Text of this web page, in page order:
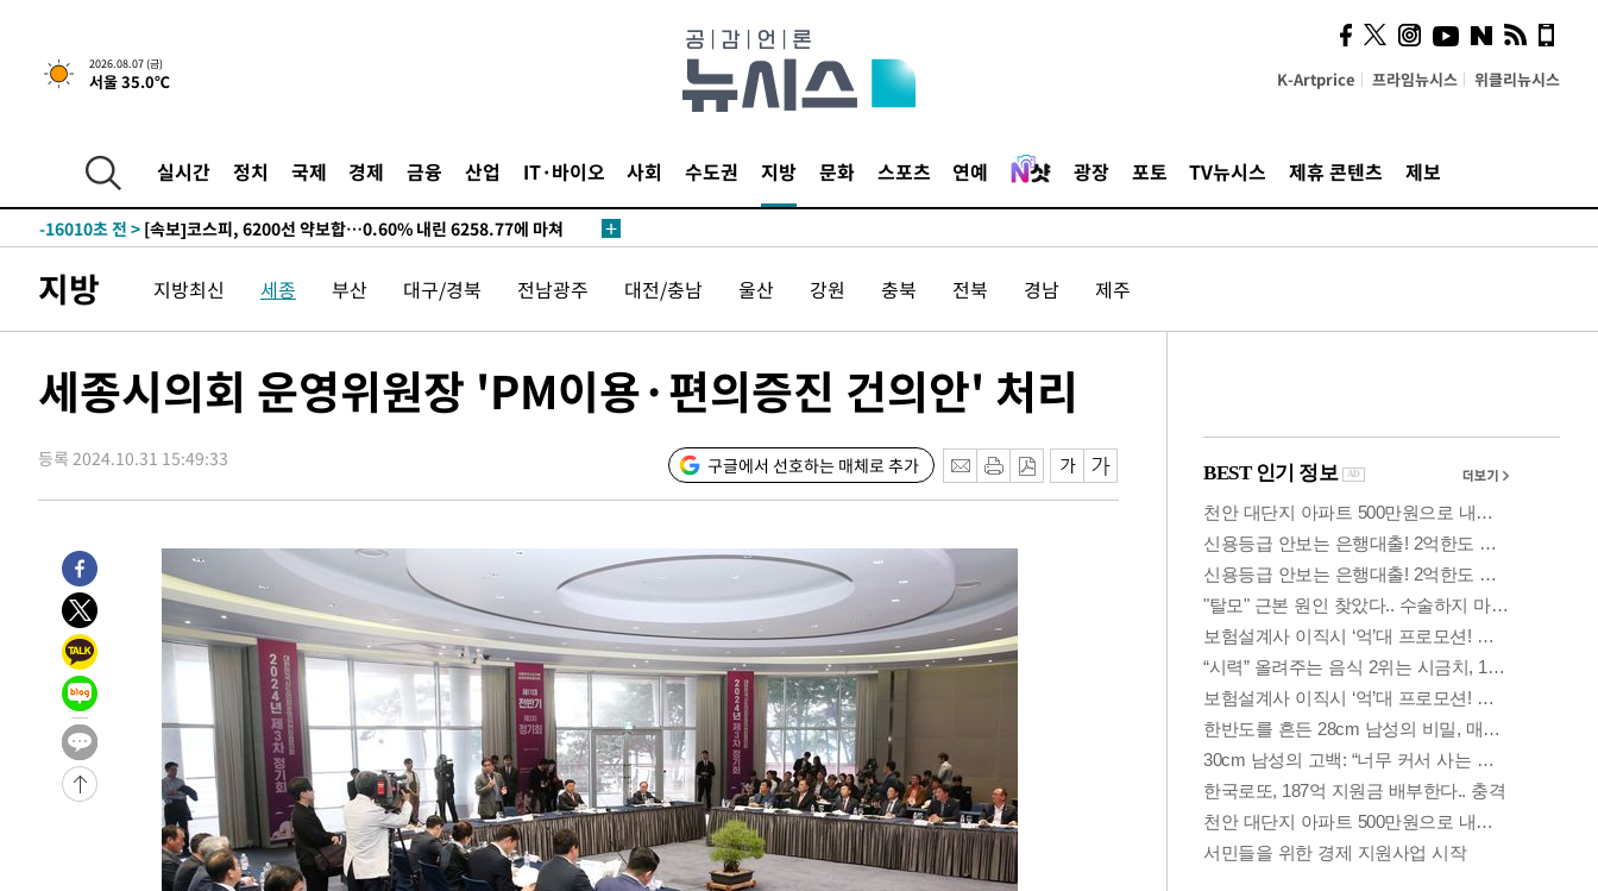
2026.08.07 (금)
서울 35.0℃ K-Artprice 프라임뉴시스 위클리뉴시스
실시간 정치 국제 경제 금융 산업 IT·바이오 사회 수도권 지방 문화 스포츠 연예 광장 포토 TV뉴시스 제휴 콘텐츠 제보
-20214초 전 >SK하이닉스, 용인·청주 팹에 54조 투자…"AI 메모리 수요 선제 대
-16057초 전 >
[속보]코스닥, 2.86포인트(0.36%) 내린 798.81마감
-16010초 전 >[속보]코스피, 6200선 약보합…0.60% 내린 6258.77에 마쳐
-15990초 전 > [속보]원·달러 환율, 7.7원 내린 1416.1원 마감
-15879초 전 >
-12969초 전 >
[속보]종합특검, '계엄 수용공간 확보' 신용해 前교정본부장 기소
-11842초 전 >외신들도 주목한 韓축구 파문…"국민적 공분에 수사 재개"
-11813초 전 > 11시간 압수수색에 성접대 파문까지…'쑥대밭' 된 축구협회
-10835초 전 >[속보]규제합리화위원회 부위원장에 김태유 서울대 공대 교수…이
-2518초 전 >[속보] 7월 중국 수출 23.9%↑ 수입 27.5%↑…무역총액 25.3%↑
5분 전 >[속보]'채상병 순직 책임' 임성근, 항소심도 징역 3년
1시간 전 >
민주 콩고 에볼라환자 4천명 돌파, 4053명 발생 1850명 사망
-24030초 전 > "낮 기온 소폭 하락"…수도권 폭염중대경보, 폭염경보로 하향
-23994초 전 >
[속보]이 대통령, '호우피해' 안동·의성 관할 4개 면 특별재난지역
선포
-23957초 전 >
[단독]중수청 지원 검사들, 정원 초과 시 낮은 계급 임용…희망지 못
갈 수도
-21928초 전 >
낮 최고 37도 찜통더위…곳곳 소나기·강원 많은 비[내일날씨]
-20234초 전 >
SK하이닉스, 용인·청주 팹에 54조 투자…"AI 메모리 수요 선제 대
-17090초 전 >
여자배구 이재영·이다영 자매, 아제르바이잔 투란VC 입단
-16343초 전 >
외국인 심판 성 접대 7경기 들여다보니…한국 축구 '5승 2무'
[속보]코스닥, 2.86포인트(0.36%) 내린 798.81마감
[속보]코스피, 6200선 약보합…0.60% 내린 6258.77에 마쳐
지방 지방최신 세종 부산 대구/경북 전남광주 대전/충남 울산 강원 충북 전북 경남 제주
세종시의회 운영위원장 'PM이용·편의증진 건의안' 처리
등록 2024.10.31 15:49:33 구글에서 선호하는 매체로 추가
시, 스마트폰 액세서리에
NFC 더했다